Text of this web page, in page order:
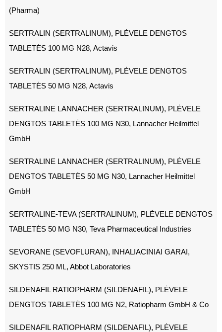
(Pharma)
SERTRALIN (SERTRALINUM), PLĖVELE DENGTOS
TABLETĖS 100 MG N28, Actavis
SERTRALIN (SERTRALINUM), PLĖVELE DENGTOS
TABLETĖS 50 MG N28, Actavis
SERTRALINE LANNACHER (SERTRALINUM), PLĖVELE
DENGTOS TABLETĖS 100 MG N30, Lannacher Heilmittel
GmbH
SERTRALINE LANNACHER (SERTRALINUM), PLĖVELE
DENGTOS TABLETĖS 50 MG N30, Lannacher Heilmittel
GmbH
SERTRALINE-TEVA (SERTRALINUM), PLĖVELE DENGTOS
TABLETĖS 50 MG N30, Teva Pharmaceutical Industries
SEVORANE (SEVOFLURAN), INHALIACINIAI GARAI,
SKYSTIS 250 ML, Abbot Laboratories
SILDENAFIL RATIOPHARM (SILDENAFIL), PLĖVELE
DENGTOS TABLETĖS 100 MG N2, Ratiopharm GmbH & Co
SILDENAFIL RATIOPHARM (SILDENAFIL), PLĖVELE